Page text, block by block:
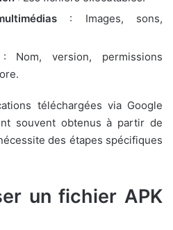
: Images, sons,
version, permissions
téléchargées via Google
souvent obtenus à partir de
des étapes spécifiques
un fichier APK